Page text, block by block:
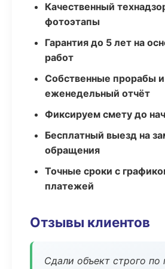
Качественный
фотоэтапы
Гарантия до 5 лет на
работ
Собственные прорабы
еженедельный отчёт
Фиксируем смету до
Бесплатный выезд на
обращения
Точные сроки с
платежей
Отзывы клиентов
Сдали объект строго по